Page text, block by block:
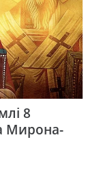
8
Мирона-